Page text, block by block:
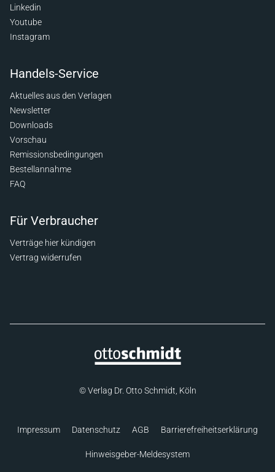
Linkedin
Youtube
Instagram
Handels-Service
Aktuelles aus den Verlagen
Newsletter
Downloads
Vorschau
Remissionsbedingungen
Bestellannahme
FAQ
Für Verbraucher
Verträge hier kündigen
Vertrag widerrufen
© Verlag Dr. Otto Schmidt, Köln
Impressum Datenschutz AGB Barrierefreiheitserklärung
Hinweisgeber-Meldesystem